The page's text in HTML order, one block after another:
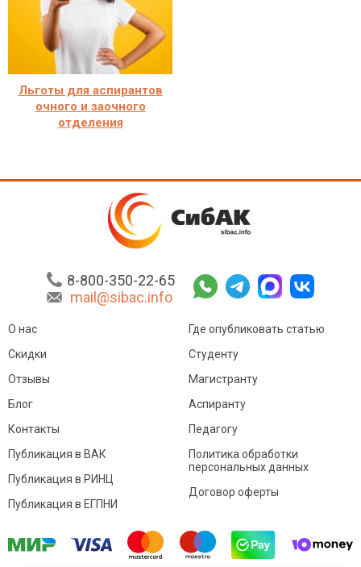
Льготы для аспирантов
очного и заочного
отделения
8-800-350-22-65
mail@sibac.info
О нас
Скидки
Отзывы
Блог
Контакты
Где опубликовать статью
Студенту
Магистранту
Аспиранту
Педагогу
Публикация в ВАК
Публикация в РИНЦ
Публикация в ЕГПНИ
Политика обработки
персональных данных
Договор оферты